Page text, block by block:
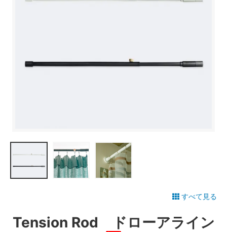
すべて見る
Tension Rod ドローアライン